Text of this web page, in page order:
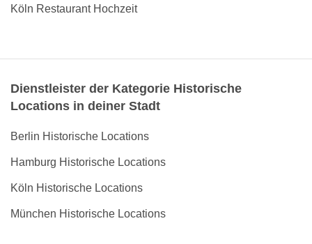
Köln Restaurant Hochzeit
Dienstleister der Kategorie Historische
Locations in deiner Stadt
Berlin Historische Locations
Hamburg Historische Locations
Köln Historische Locations
München Historische Locations